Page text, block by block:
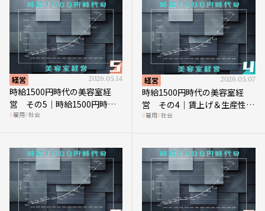
経営 2026.05.14
時給1500円時代の美容室経
営 その5｜時給1500円時代
の到来は美容業の収益構造を
雇用 社会
経営 2026.05.07
時給1500円時代の美容室経
営 その4｜賃上げ＆生産性向
上につなげる賢い助成金活用
雇用 社会